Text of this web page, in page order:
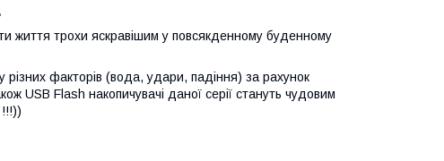
життя трохи яскравішим у повсякденному буденному
факторів (вода, удари, падіння) за рахунок
USB Flash накопичувачі даної серії стануть чудовим